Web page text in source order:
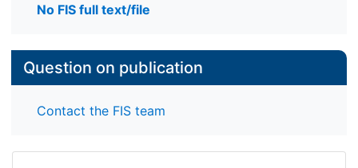
No FIS full text/file
Question on publication
Contact the FIS team